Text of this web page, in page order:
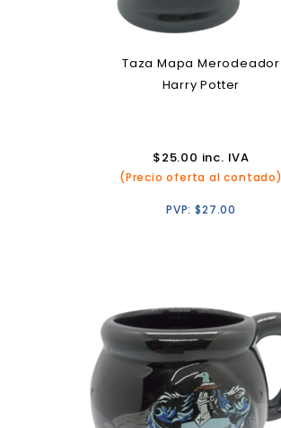
Taza Mapa Merodeador
Harry Potter
$25.00 inc. IVA
(Precio oferta al contado)
PVP:$27.00